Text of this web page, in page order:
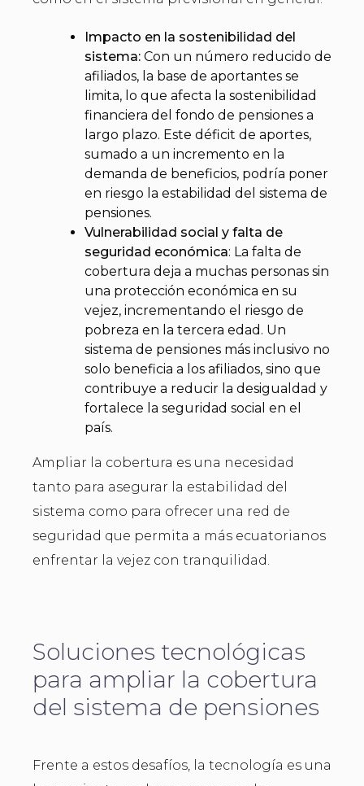
Impacto en la sostenibilidad del
sistema: Con un número reducido de
afiliados, la base de aportantes se
limita, lo que afecta la sostenibilidad
financiera del fondo de pensiones a
largo plazo. Este déficit de aportes,
sumado a un incremento en la
demanda de beneficios, podría poner
en riesgo la estabilidad del sistema de
pensiones.
Vulnerabilidad social y falta de
seguridad económica: La falta de
cobertura deja a muchas personas sin
una protección económica en su
vejez, incrementando el riesgo de
pobreza en la tercera edad. Un
sistema de pensiones más inclusivo no
solo beneficia a los afiliados, sino que
contribuye a reducir la desigualdad y
fortalece la seguridad social en el
país.
Ampliar la cobertura es una necesidad
tanto para asegurar la estabilidad del
sistema como para ofrecer una red de
seguridad que permita a más ecuatorianos
enfrentar la vejez con tranquilidad.
Soluciones tecnológicas
para ampliar la cobertura
del sistema de pensiones
Frente a estos desafíos, la tecnología es una